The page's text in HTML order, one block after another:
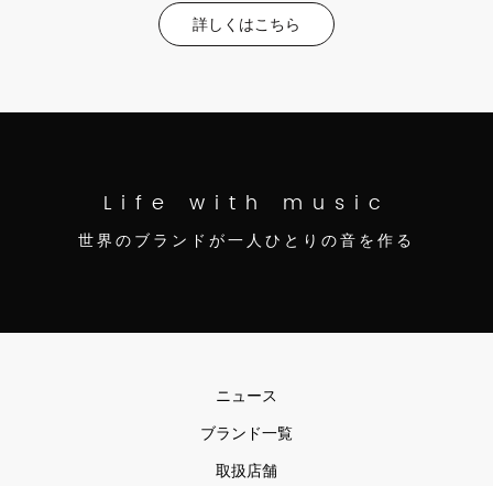
詳しくはこちら
Life with music
世界のブランドが一人ひとりの音を作る
ニュース
ブランド一覧
取扱店舗